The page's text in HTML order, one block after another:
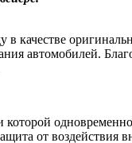
в качестве
автомобилей.
от